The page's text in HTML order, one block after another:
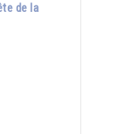
de la